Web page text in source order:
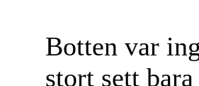
Botten var
stort sett